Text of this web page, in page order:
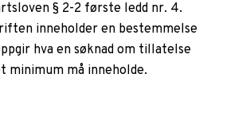
§ 2-2 første ledd nr. 4.
inneholder en bestemmelse
hva en søknad om tillatelse
minimum må inneholde.